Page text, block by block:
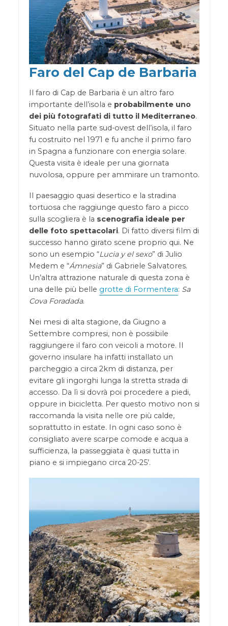
Faro del Cap de Barbaria
Il faro di Cap de Barbaria è un altro faro
importante dell’isola e probabilmente uno
dei più fotografati di tutto il Mediterraneo.
Situato nella parte sud-ovest dell’isola, il faro
fu costruito nel 1971 e fu anche il primo faro
in Spagna a funzionare con energia solare.
Questa visita è ideale per una giornata
nuvolosa, oppure per ammirare un tramonto.
Il paesaggio quasi desertico e la stradina
tortuosa che raggiunge questo faro a picco
sulla scogliera è la scenografia ideale per
delle foto spettacolari. Di fatto diversi film di
successo hanno girato scene proprio qui. Ne
sono un esempio “Lucia y el sexo” di Julio
Medem e “Ámnesia” di Gabriele Salvatores.
Un’altra attrazione naturale di questa zona è
una delle più belle grotte di Formentera: Sa
Cova Foradada.
Nei mesi di alta stagione, da Giugno a
Settembre compresi, non è possibile
raggiungere il faro con veicoli a motore. Il
governo insulare ha infatti installato un
parcheggio a circa 2km di distanza, per
evitare gli ingorghi lunga la stretta strada di
accesso. Da lì si dovrà poi procedere a piedi,
oppure in bicicletta. Per questo motivo non si
raccomanda la visita nelle ore più calde,
soprattutto in estate. In ogni caso sono è
consigliato avere scarpe comode e acqua a
sufficienza, la passeggiata è quasi tutta in
piano e si impiegano circa 20-25’.